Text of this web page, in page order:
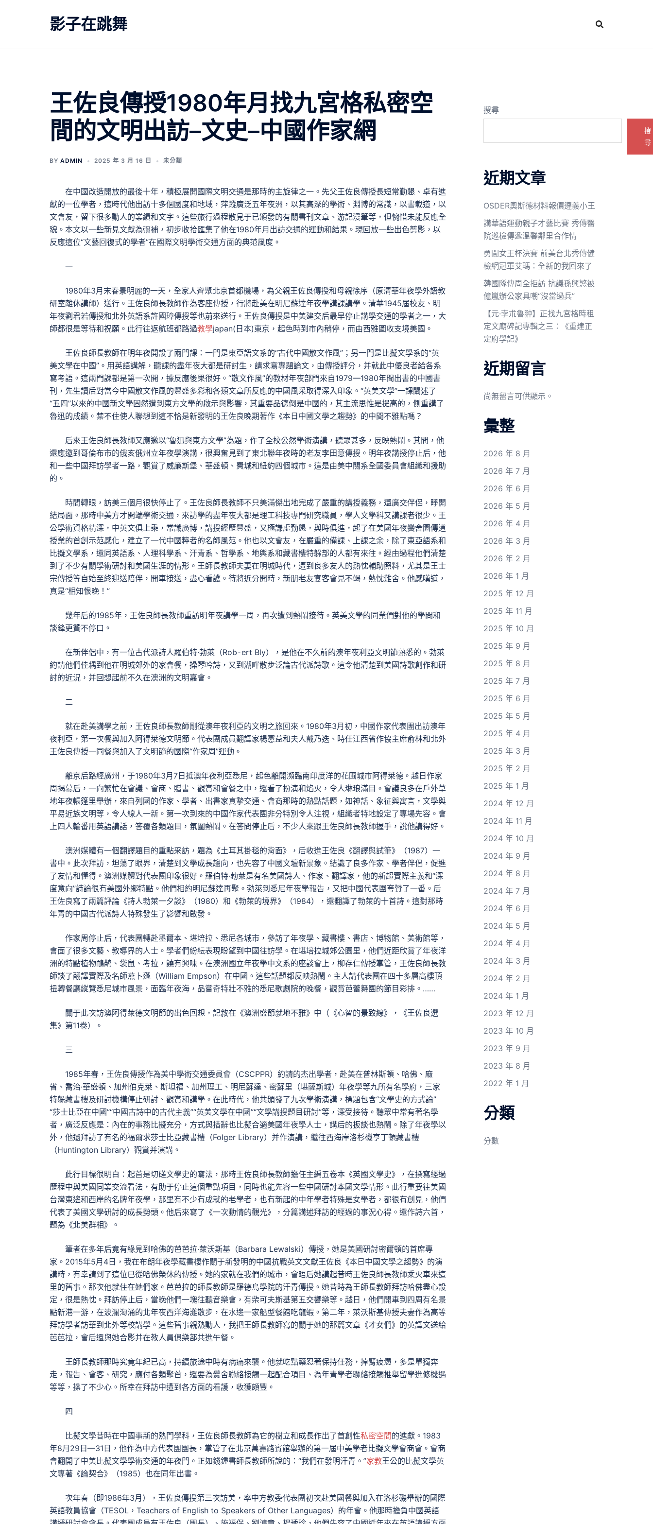
影子在跳舞
王佐良傳授1980年月找九宮格私密空
間的文明出訪–文史–中國作家網
BY ADMIN 2025 年 3 月 16 日 未分類
在中國改造開放的最後十年，積極展開國際文明交通是那時的主旋律之一。先父王佐良傳授長短常勤懇、卓有進
獻的一位學者，這時代他出訪十多個國度和地域，萍蹤廣泛五年夜洲，以其高深的學術、淵博的常識，以書載道，以
文會友，留下很多動人的業績和文字。這些旅行過程散見于已頒發的有關書刊文章、游記漫筆等，但惋惜未能反應全
貌。本文以一些新見文獻為彌補，初步收拾匯集了他在1980年月出訪交通的運動和結果。現回放一些出色剪影，以
反應這位“文藝回復式的學者”在國際文明學術交通方面的典范風度。
一
1980年3月末春景明麗的一天，全家人齊聚北京首都機場，為父親王佐良傳授和母親徐序（原清華年夜學外語教
研室離休講師）送行。王佐良師長教師作為客座傳授，行將赴美在明尼蘇達年夜學講課講學。清華1945屆校友、明
年夜劉君若傳授和北外英語系許國璋傳授等也前來送行。王佐良傳授是中美建交后最早停止講學交通的學者之一，大
師都很是等待和祝願。此行往返航班都路過教學japan(日本)東京，起色時到市內稍停，而由西雅圖收支境美國。
王佐良師長教師在明年夜開設了兩門課：一門是東亞語文系的“古代中國散文作風”；另一門是比擬文學系的“英
美文學在中國”。用英語講解，聽課的盡年夜大都是研討生，請求寫專題論文，由傳授評分，并就此中優良者給各系
寫考語。這兩門課都是第一次開，據反應後果很好。“散文作風”的教材年夜部門來自1979—1980年間出書的中國書
刊，先生讀后對當今中國散文作風的豐盛多彩和各類文章所反應的中國風采取得深入印象。“英美文學”一課闡述了
“五四”以來的中國新文學固然遭到東方文學的啟示與影響，其重要品德倒是中國的，其主流思惟是提高的，側重講了
魯迅的成績。禁不住使人聯想到這不恰是新發明的王佐良晚期著作《本日中國文學之趨勢》的中間不雅點嗎？
后來王佐良師長教師又應邀以“魯迅與東方文學”為題，作了全校公然學術演講，聽眾甚多，反映熱鬧。其間，他
還應邀到哥倫布市的俄亥俄州立年夜學演講，很興奮見到了東北聯年夜時的老友李田意傳授。明年夜講授停止后，他
和一些中國拜訪學者一路，觀賞了威廉斯堡、華盛頓、費城和紐約四個城市。這是由美中關系全國委員會組織和援助
的。
時間轉眼，訪美三個月很快停止了。王佐良師長教師不只美滿傑出地完成了嚴重的講授義務，還廣交伴侶，睜開
結局面。那時中美方才開端學術交通，來訪學的盡年夜大都是理工科技專門研究職員，學人文學科又講課者很少。王
公學術資格精深，中英文俱上乘，常識廣博，講授經歷豐盛，又極謙虛勤懇，與時俱進，起了在美國年夜黌舍園傳道
授業的首創示范感化，建立了一代中國粹者的名師風范。他也以文會友，在嚴重的備課、上課之余，除了東亞語系和
比擬文學系，還同英語系、人理科學系、汗青系、哲學系、地輿系和藏書樓特躲部的人都有來往。經由過程他們清楚
到了不少有關學術研討和美國生涯的情形。王師長教師夫妻在明城時代，遭到良多友人的熱忱輔助照料，尤其是王士
宗傳授等自始至終迎送陪伴，開車接送，盡心看護。待將近分開時，新朋老友宴客會見不竭，熱忱難舍。他感嘆道，
真是“相知恨晚！”
幾年后的1985年，王佐良師長教師重訪明年夜講學一周，再次遭到熱鬧接待。英美文學的同業們對他的學問和
談鋒更贊不停口。
在新伴侶中，有一位古代派詩人羅伯特·勃萊（Rob⁃ert Bly），是他在不久前的澳年夜利亞文明節熟悉的。勃萊
約請他們佳耦到他在明城郊外的家會餐，操琴吟詩，又到湖畔散步泛論古代派詩歌。這令他清楚到美國詩歌創作和研
討的近況，并回想起前不久在澳洲的文明嘉會。
二
就在赴美講學之前，王佐良師長教師剛從澳年夜利亞的文明之旅回來。1980年3月初，中國作家代表團出訪澳年
夜利亞，第一次餐與加入阿得萊德文明節。代表團成員翻譯家楊憲益和夫人戴乃迭、時任江西省作協主席俞林和北外
王佐良傳授一同餐與加入了文明節的國際“作家周”運動。
離京后路經廣州，于1980年3月7日抵澳年夜利亞悉尼，起色離開瀕臨南印度洋的花圃城市阿得萊德。越日作家
周揭幕后，一向繁忙在會議、會商、贈書、觀賞和會餐之中，還看了扮演和焰火，令人琳琅滿目。會議良多在戶外草
地年夜帳篷里舉辦，來自列國的作家、學者、出書家真摯交通、會商那時的熱點話題，如神話、象征與寓言，文學與
平易近族文明等，令人線人一新。第一次到來的中國作家代表團非分特別令人注視，組織者特地設定了專場先容。會
上四人輪番用英語講話，答覆各類題目，氛圍熱鬧。在答問停止后，不少人來跟王佐良師長教師握手，說他講得好。
澳洲媒體有一個翻譯題目的重點采訪，題為《土耳其掛毯的背面》，后收進王佐良《翻譯與試筆》（1987）一
書中。此次拜訪，坦蕩了眼界，清楚到文學成長趨向，也先容了中國文壇新景象。結識了良多作家、學者伴侶，促進
了友情和懂得。澳洲媒體對代表團印象很好。羅伯特·勃萊是有名美國詩人、作家、翻譯家，他的新超實際主義和“深
度意向”詩論很有美國外鄉特點。他們相約明尼蘇達再聚。勃萊到悉尼年夜學報告，又把中國代表團夸贊了一番。后
王佐良寫了兩篇評論《詩人勃萊一夕談》（1980）和《勃萊的境界》（1984），還翻譯了勃萊的十首詩。這對那時
年青的中國古代派詩人特殊發生了影響和啟發。
作家周停止后，代表團轉赴墨爾本、堪培拉、悉尼各城市，參訪了年夜學、藏書樓、書店、博物館、美術館等，
會面了很多文藝、教導界的人士。學者們紛紜表現盼望到中國往訪學。在堪培拉城郊公園里，他們近距欣賞了年夜洋
洲的特點植物鴯鹋、袋鼠、考拉，饒有興味。在澳洲國立年夜學中文系的座談會上，柳存仁傳授掌管，王佐良師長教
師談了翻譯實際及名師燕卜遜（William Empson）在中國。這些話題都反映熱鬧。主人請代表團在四十多層高樓頂
扭轉餐廳縱覽悉尼城市風景，面臨年夜海，品嘗奇特壯不雅的悉尼歌劇院的晚餐，觀賞芭蕾舞團的節目彩排。……
關于此次訪澳阿得萊德文明節的出色回想，記敘在《澳洲盛節就地不雅》中（《心智的景致線》，《王佐良選
集》第11卷）。
三
1985年春，王佐良傳授作為美中學術交通委員會（CSCPPR）約請的杰出學者，赴美在普林斯頓、哈佛、麻
省、喬治·華盛頓、加州伯克萊、斯坦福、加州理工、明尼蘇達、密蘇里（堪薩斯城）年夜學等九所有名學府，三家
特躲藏書樓及研討機構停止研討、觀賞和講學。在此時代，他共頒發了九次學術演講，標題包含“文學史的方式論”
“莎士比亞在中國”“中國古詩中的古代主義”“英美文學在中國”“文學講授題目研討”等，深受接待。聽眾中常有著名學
者，廣泛反應是：內在的事務比擬充分，方式與措辭也比擬合適美國年夜學人士，講后的扳談也熱鬧。除了年夜學以
外，他還拜訪了有名的福爾求莎士比亞藏書樓（Folger Library）并作演講，繼往西海岸洛杉磯亨丁頓藏書樓
（Huntington Library）觀賞并演講。
此行目標很明白：起首是切磋文學史的寫法，那時王佐良師長教師擔任主編五卷本《英國文學史》，在撰寫經過
歷程中與美國同業交流看法，有助于停止這個重點項目，同時也能先容一些中國研討本國文學情形。此行重要往美國
台灣東邊和西岸的名牌年夜學，那里有不少有成就的老學者，也有新起的中年學者特殊是女學者，都很有創見，他們
代表了美國文學研討的成長勢頭。他后來寫了《一次動情的觀光》，分篇講述拜訪的經過的事況心得。還作詩六首，
題為《北美群相》。
筆者在多年后竟有緣見到哈佛的芭芭拉·萊沃斯基（Barbara Lewalski）傳授，她是美國研討密爾頓的首席專
家。2015年5月4日，我在布朗年夜學藏書樓作關于新發明的中國抗戰英文文獻王佐良《本日中國文學之趨勢》的演
講時，有幸請到了這位已從哈佛榮休的傳授。她的家就在我們的城市，會晤后她講起昔時王佐良師長教師乘火車來這
里的舊事。那次他就住在她們家。芭芭拉的師長教師是羅德島學院的汗青傳授。她昔時為王師長教師拜訪哈佛盡心設
定，很是熱忱。拜訪停止后，當晚他們一塊往聽音樂會，有柴可夫斯基第五交響樂等。越日，他們開車到四周有名景
點新港一游，在波瀾洶涌的北年夜西洋海灘散步，在水邊一家船型餐館吃龍蝦。第二年，萊沃斯基傳授夫妻作為高等
拜訪學者訪華到北外等校講學。這些舊事親熱動人，我把王師長教師寫的關于她的那篇文章《才女們》的英譯文送給
芭芭拉，會后還與她合影并在教人員俱樂部共進午餐。
王師長教師那時究竟年紀已高，持續旅途中時有病痛來襲。他就吃點藥忍著保持任務，掉臂疲憊，多是單獨奔
走，報告、會客、研究，應付各類聚首，還要為黌舍聯絡接觸一起配合項目、為年青學者聯絡接觸推舉留學進修機遇
等等，操了不少心。所幸在拜訪中遭到各方面的看護，收獲頗豐。
四
比擬文學昔時在中國事新的熱門學科，王佐良師長教師為它的樹立和成長作出了首創性私密空間的進獻。1983
年8月29日—31日，他作為中方代表團團長，掌管了在北京萬壽路賓館舉辦的第一屆中美學者比擬文學會商會。會商
會翻開了中美比擬文學學術交通的年夜門。正如錢鍾書師長教師所說的：“我們在發明汗青。”家教王公的比擬文學英
文專著《論契合》（1985）也在同年出書。
次年春（即1986年3月），王佐良傳授第三次訪美，率中方教委代表團初次赴美國餐與加入在洛杉磯舉辦的國際
英語教員協會（TESOL，Teachers of English to Speakers of Other Languages）的年會。他那時擔負中國英語
搜尋
搜
尋
近期文章
OSDER奧斯德材料報價遵義小王
講華語運動親子才藝比賽 秀傳醫
院巡檢傳遞溫馨鄰里合作情
勇闖女王杯決賽 前美台北秀傳健
檢網冠軍艾瑪：全新的我回來了
韓國隊傳周全拒訪 抗議孫興慜被
億嵐辦公家具嘲“沒當過兵”
【元·孛朮魯翀】正找九宮格時租
定文廟碑記專輯之三：《重建正
定府學記》
近期留言
尚無留言可供顯示。
彙整
2026 年 8 月
2026 年 7 月
2026 年 6 月
2026 年 5 月
2026 年 4 月
2026 年 3 月
2026 年 2 月
2026 年 1 月
2025 年 12 月
2025 年 11 月
2025 年 10 月
2025 年 9 月
2025 年 8 月
2025 年 7 月
2025 年 6 月
2025 年 5 月
2025 年 4 月
2025 年 3 月
2025 年 2 月
2025 年 1 月
2024 年 12 月
2024 年 11 月
2024 年 10 月
2024 年 9 月
2024 年 8 月
2024 年 7 月
2024 年 6 月
2024 年 5 月
2024 年 4 月
2024 年 3 月
2024 年 2 月
2024 年 1 月
2023 年 12 月
2023 年 10 月
2023 年 9 月
2023 年 8 月
2022 年 1 月
分類
分數